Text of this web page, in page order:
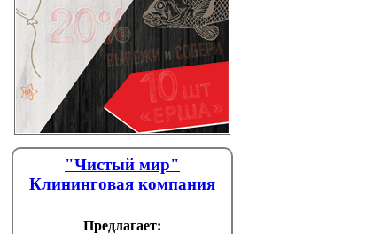
"Чистый мир"
Клининговая компания
Предлагает: